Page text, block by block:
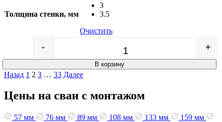
Толщина стенки, мм
3
3.5
Очистить
Quantity
- +
В корзину
Пагинация
записей
Назад 1 2 3 … 33 Далее
Цены на сваи с монтажом
57 мм 76 мм 89 мм 108 мм 133 мм
159 мм